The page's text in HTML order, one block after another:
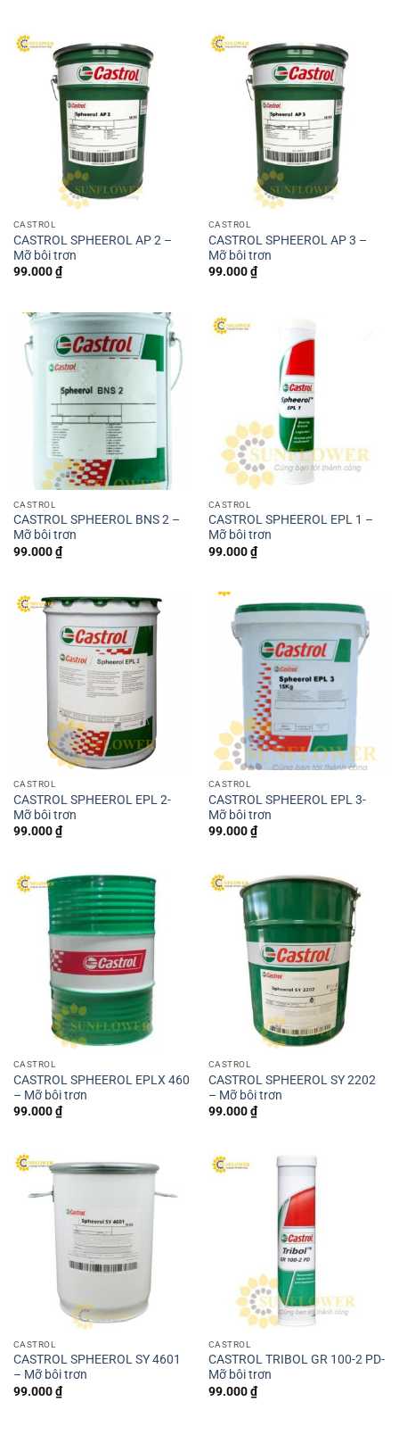
CASTROL
CASTROL SPHEEROL AP 2 –
Mỡ bôi trơn
99.000₫
CASTROL
CASTROL SPHEEROL AP 3 –
Mỡ bôi trơn
99.000₫
CASTROL
CASTROL SPHEEROL BNS 2 –
Mỡ bôi trơn
99.000₫
CASTROL
CASTROL SPHEEROL EPL 1 –
Mỡ bôi trơn
99.000₫
CASTROL
CASTROL SPHEEROL EPL 2-
Mỡ bôi trơn
99.000₫
CASTROL
CASTROL SPHEEROL EPL 3-
Mỡ bôi trơn
99.000₫
CASTROL
CASTROL SPHEEROL EPLX 460
– Mỡ bôi trơn
99.000₫
CASTROL
CASTROL SPHEEROL SY 2202
– Mỡ bôi trơn
99.000₫
CASTROL
CASTROL SPHEEROL SY 4601
– Mỡ bôi trơn
99.000₫
CASTROL
CASTROL TRIBOL GR 100-2 PD-
Mỡ bôi trơn
99.000₫